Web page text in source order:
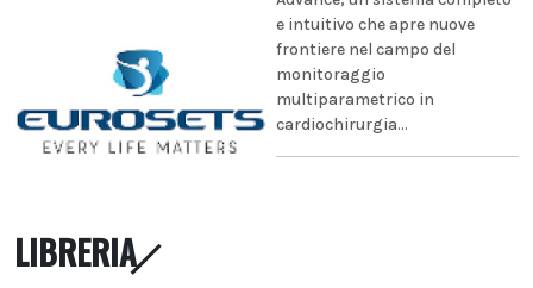
e intuitivo che apre nuove
frontiere nel campo del
monitoraggio
multiparametrico in
cardiochirurgia...
LIBRERIA